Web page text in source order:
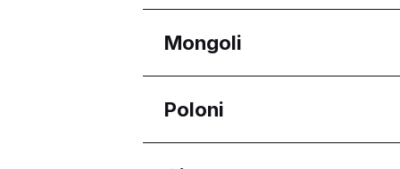
Casablanca-Settat
Rajonet
Chișinău
Mongoli
Rajonet
Ulaanbaatar
Poloni